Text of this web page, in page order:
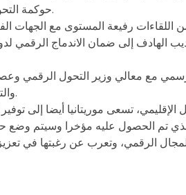
حوكمة التحول الرقمي، وتشريعات التكنولوجيا المالية، وتطوير البنى التحتية والخدمات الرقمية.
اللقاءات رفيعة المستوى مع الجهات
الهادف إلى ضمان الاندماج الرقمي
مع معالي وزير التحول الرقمي
والتعاون وللبنية التحتية الرقمية التابعة للوزارة، بما فيها مركز البيانات، وغرفة الخوادم.
الإقليمي، تسعى موريتانيا أيضا
الذي تم الحصول عليه مؤخرا وسيتم وضع
الرقمي، وتعرب عن رغبتها في